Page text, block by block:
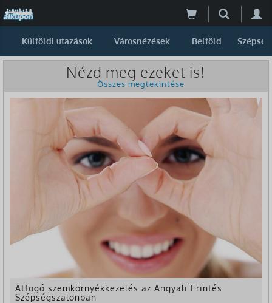
Külföldi utazások Városnézések Belföld Szépség
Nézd meg ezeket is!
Összes megtekintése
Átfogó szemkörnyékkezelés az Angyali Érintés
Szépségszalonban